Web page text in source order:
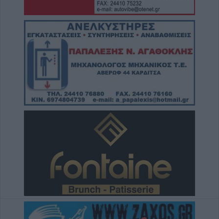
Γιαννουσά - Τσιούκα
5 Αυγούστου 2026, 20:25
Το Σάββατο 8 Αυγούστου το 40ήμερο
μνημόσυνο του Δημήτριου Παππά
5 Αυγούστου 2026, 20:15
Η Ε.Ο.Α.Σ.Κ. καταδικάζει τη σύλληψη του
προέδρου του Εργατικού Κέντρου Λάρισας
5 Αυγούστου 2026, 19:42
Σπουδαία μεταγραφική κίνηση για την Α.Ε.
Μουζακίου με την απόκτηση του Γιάννη
5 Αυγούστου 2026, 19:38
Τρεις συλλήψεις για εμπρησμούς από
αμέλεια σε Τρίκαλα, Αττική και Πρέβεζα
5 Αυγούστου 2026, 19:24
Άμεση κρατική αρωγή και στήριξη των